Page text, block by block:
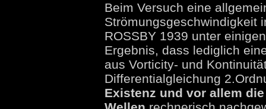
Beim Versuch eine
Strömungsgeschwindigkeit
ROSSBY 1939 unter
Ergebnis, dass lediglich
aus Vorticity- und
Differentialgleichung
Existenz und vor allem